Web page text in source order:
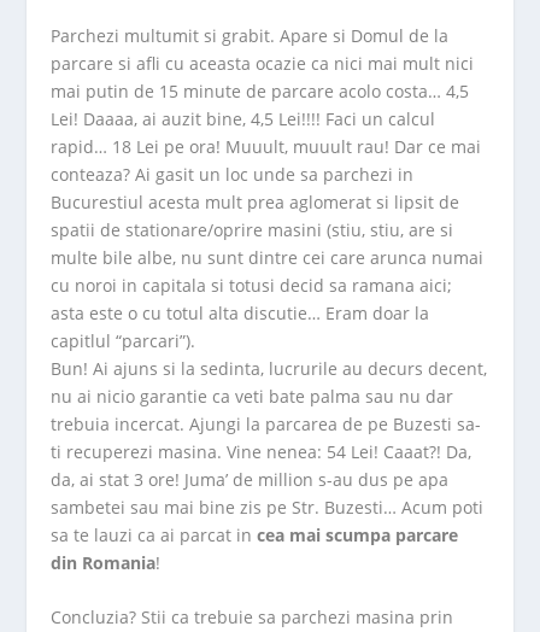
Parchezi multumit si grabit. Apare si Domul de la
parcare si afli cu aceasta ocazie ca nici mai mult nici
mai putin de 15 minute de parcare acolo costa… 4,5
Lei! Daaaa, ai auzit bine, 4,5 Lei!!!! Faci un calcul
rapid… 18 Lei pe ora! Muuult, muuult rau! Dar ce mai
conteaza? Ai gasit un loc unde sa parchezi in
Bucurestiul acesta mult prea aglomerat si lipsit de
spatii de stationare/oprire masini (stiu, stiu, are si
multe bile albe, nu sunt dintre cei care arunca numai
cu noroi in capitala si totusi decid sa ramana aici;
asta este o cu totul alta discutie… Eram doar la
capitlul “parcari”).
Bun! Ai ajuns si la sedinta, lucrurile au decurs decent,
nu ai nicio garantie ca veti bate palma sau nu dar
trebuia incercat. Ajungi la parcarea de pe Buzesti sa-
ti recuperezi masina. Vine nenea: 54 Lei! Caaat?! Da,
da, ai stat 3 ore! Juma’ de million s-au dus pe apa
sambetei sau mai bine zis pe Str. Buzesti… Acum poti
sa te lauzi ca ai parcat incea mai scumpa parcare
din Romania!
Concluzia? Stii ca trebuie sa parchezi masina prin